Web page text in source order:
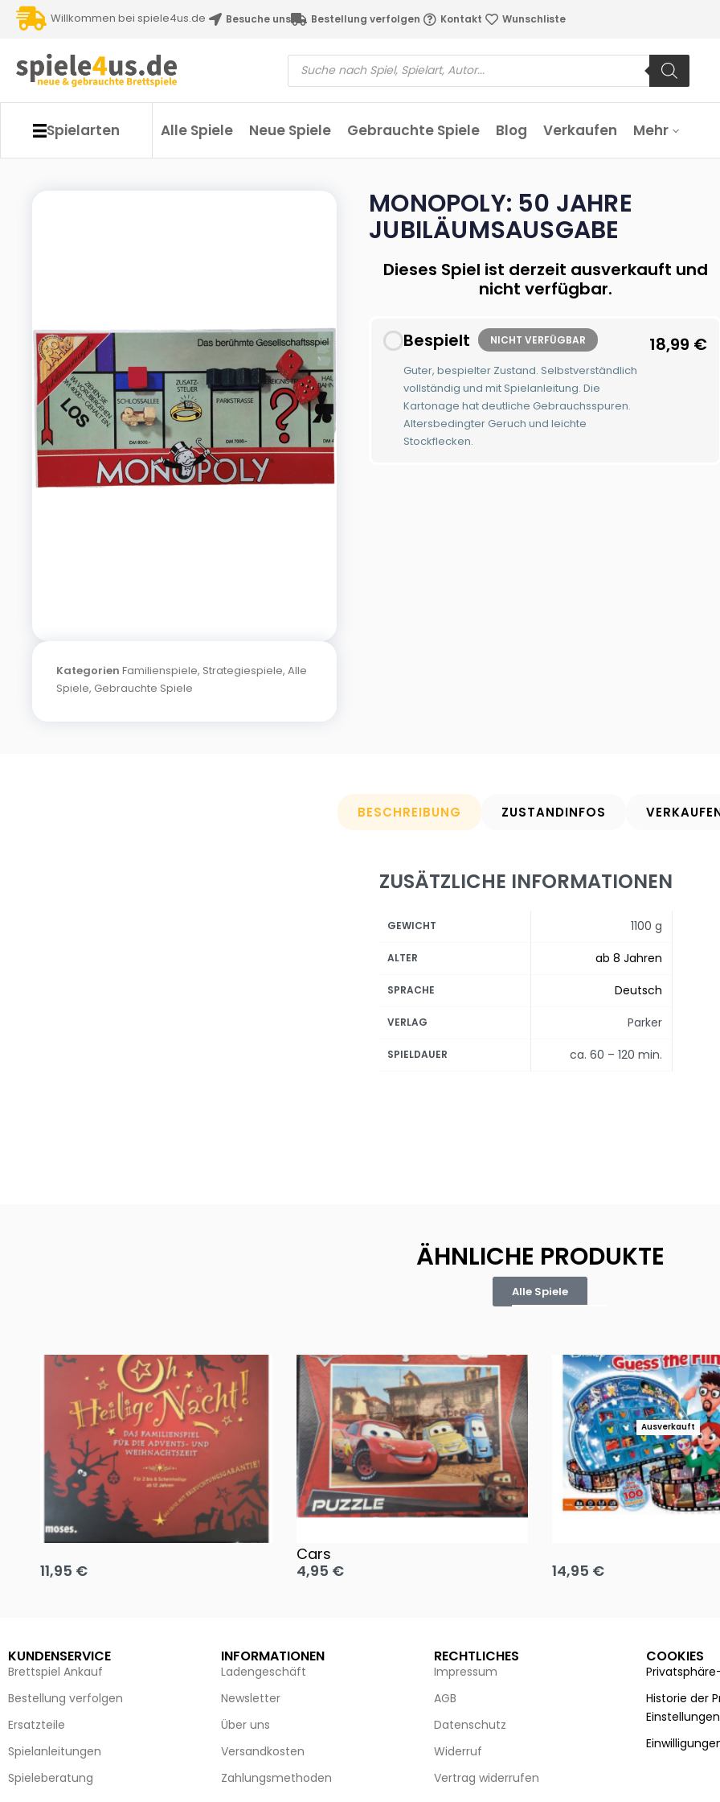
Willkommen bei spiele4us.de Besuche uns Bestellung verfolgen Kontakt Wunschliste
Spielarten Alle Spiele Neue Spiele Gebrauchte Spiele Blog Verkaufen Mehr
Kategorien Familienspiele, Strategiespiele, Alle
Spiele, Gebrauchte Spiele
MONOPOLY: 50 JAHRE
JUBILÄUMSAUSGABE
Dieses Spiel ist derzeit ausverkauft und
nicht verfügbar.
Bespielt NICHT VERFÜGBAR
Guter, bespielter Zustand. Selbstverständlich
vollständig und mit Spielanleitung. Die
Kartonage hat deutliche Gebrauchsspuren.
Altersbedingter Geruch und leichte
Stockflecken.
18,99 €
BESCHREIBUNG ZUSTANDINFOS
ZUSÄTZLICHE INFORMATIONEN
GEWICHT 1100 g
ALTER ab 8 Jahren
SPRACHE Deutsch
VERLAG Parker
SPIELDAUER ca. 60 – 120 min.
ÄHNLICHE PRODUKTE
Alle Spiele
Oh, heilige Nacht!
11,95 €
Cars
4,95 €
Ausverkauft
14,95 €
KUNDENSERVICE
Brettspiel Ankauf
Bestellung verfolgen
Ersatzteile
Spielanleitungen
Spieleberatung
INFORMATIONEN
Ladengeschäft
Newsletter
Über uns
Versandkosten
Zahlungsmethoden
RECHTLICHES
Impressum
AGB
Datenschutz
Widerruf
Vertrag widerrufen
COOKIES
Historie der
Einstellungen